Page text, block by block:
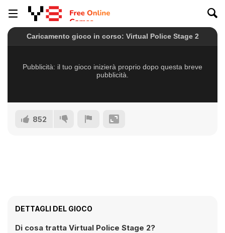
852
DETTAGLI DEL GIOCO
Di cosa tratta Virtual Police Stage 2?